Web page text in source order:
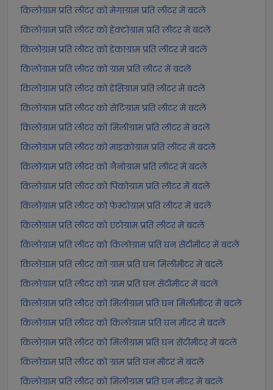
किलोग्राम प्रति लीटर को मेगाग्राम प्रति लीटर में बदलें
किलोग्राम प्रति लीटर को हेक्टोग्राम प्रति लीटर में बदलें
किलोग्राम प्रति लीटर को डेकाग्राम प्रति लीटर में बदलें
किलोग्राम प्रति लीटर को ग्राम प्रति लीटर में बदलें
किलोग्राम प्रति लीटर को डेसिग्राम प्रति लीटर में बदलें
किलोग्राम प्रति लीटर को सेंटिग्राम प्रति लीटर में बदलें
किलोग्राम प्रति लीटर को मिलीग्राम प्रति लीटर में बदलें
किलोग्राम प्रति लीटर को माइक्रोग्राम प्रति लीटर में बदलें
किलोग्राम प्रति लीटर को नैनोग्राम प्रति लीटर में बदलें
किलोग्राम प्रति लीटर को पिकोग्राम प्रति लीटर में बदलें
किलोग्राम प्रति लीटर को फेम्टोग्राम प्रति लीटर में बदलें
किलोग्राम प्रति लीटर को एटोग्राम प्रति लीटर में बदलें
किलोग्राम प्रति लीटर को किलोग्राम प्रति घन सेंटीमीटर में बदलें
किलोग्राम प्रति लीटर को ग्राम प्रति घन मिलीमीटर में बदलें
किलोग्राम प्रति लीटर को ग्राम प्रति घन सेंटीमीटर में बदलें
किलोग्राम प्रति लीटर को मिलीग्राम प्रति घन मिलीमीटर में बदलें
किलोग्राम प्रति लीटर को किलोग्राम प्रति घन मीटर में बदलें
किलोग्राम प्रति लीटर को मिलीग्राम प्रति घन सेंटीमीटर में बदलें
किलोग्राम प्रति लीटर को ग्राम प्रति घन मीटर में बदलें
किलोग्राम प्रति लीटर को मिलीग्राम प्रति घन मीटर में बदलें